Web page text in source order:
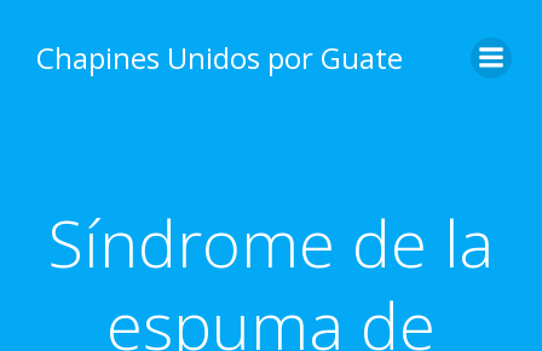
content
Chapines Unidos por Guate
Síndrome de la
espuma de